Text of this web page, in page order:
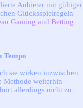
Anbieter mit gültiger
Glücksspielregeln
Gaming and Betting
Tempo
sie wirken inzwischen
Methode weiterhin
allerdings nicht zu